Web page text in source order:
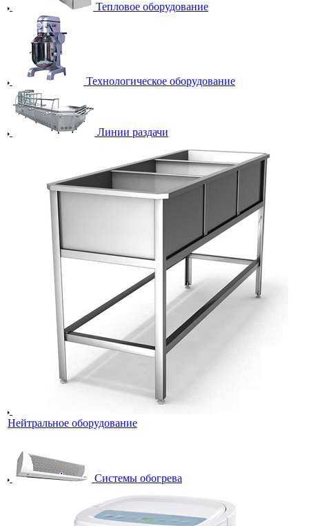
Тепловое оборудование
Технологическое оборудование
Линии раздачи
Нейтральное оборудование
Системы обогрева